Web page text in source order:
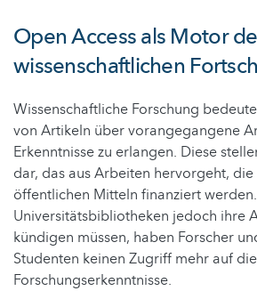
Open Access als Motor
wissenschaftlichen
Wissenschaftliche Forschung
von Artikeln über vorangegangene
Erkenntnisse zu erlangen. Diese
dar, das aus Arbeiten hervorgeht,
öffentlichen Mitteln finanziert
Universitätsbibliotheken jedoch ihre
kündigen müssen, haben Forscher
Studenten keinen Zugriff mehr auf
Forschungserkenntnisse.